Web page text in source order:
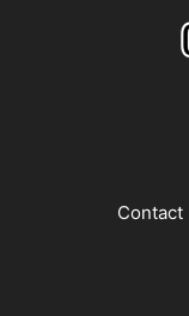
Contact